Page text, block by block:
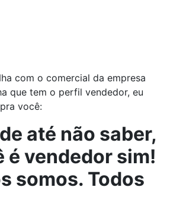
com o comercial da empresa
que tem o perfil vendedor, eu
você:
até não saber,
é vendedor sim!
somos. Todos